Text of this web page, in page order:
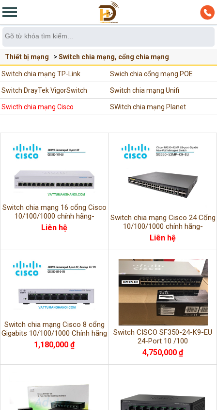
Thiết bị mạng Switch chia mạng, cổng chia mạng
Swicth chia mạng Cisco
Switch chia mạng TP-Link Swich chia cổng mạng POE
Switch DrayTek VigorSwitch Switch chia mạng Unifi
Swicth chia mạng Cisco SWitch chia mạng Planet
Switch chia mạng 16 cổng Cisco
10/100/1000 chính hãng-
CBS110-16T-EU
Liên hệ
Switch chia mạng Cisco 24 Cổng
10/100/1000 chính hãng-
CBS110-24T-EU
Liên hệ
Switch chia mạng Cisco 8 cổng
Gigabits 10/100/1000 Chính hãng
-CBS110-8T-D-EU
1,180,000 ₫
Switch CISCO SF350-24-K9-EU
24-Port 10 /100
4,750,000 ₫